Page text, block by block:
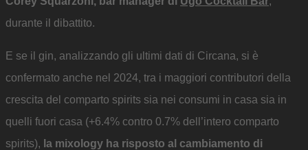
durante il dibattito.
E se il gin, analizzando gli ultimi dati di Circana, si è
confermato anche nel 2024, tra i maggiori contributori della
crescita del comparto spirits sia nei consumi in casa sia in
quelli fuori casa (+6.4% contro 0.7% dell’intero comparto
spirits), la mixology ha risposto al cambiamento di